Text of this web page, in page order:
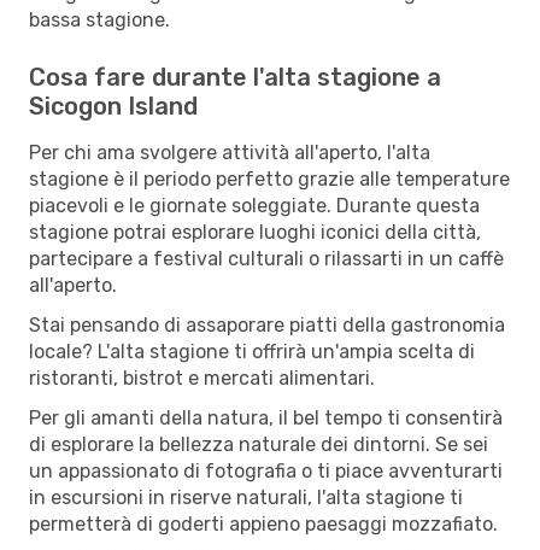
bassa stagione.
Cosa fare durante l'alta stagione a
Sicogon Island
Per chi ama svolgere attività all'aperto, l'alta
stagione è il periodo perfetto grazie alle temperature
piacevoli e le giornate soleggiate. Durante questa
stagione potrai esplorare luoghi iconici della città,
partecipare a festival culturali o rilassarti in un caffè
all'aperto.
Stai pensando di assaporare piatti della gastronomia
locale? L'alta stagione ti offrirà un'ampia scelta di
ristoranti, bistrot e mercati alimentari.
Per gli amanti della natura, il bel tempo ti consentirà
di esplorare la bellezza naturale dei dintorni. Se sei
un appassionato di fotografia o ti piace avventurarti
in escursioni in riserve naturali, l'alta stagione ti
permetterà di goderti appieno paesaggi mozzafiato.